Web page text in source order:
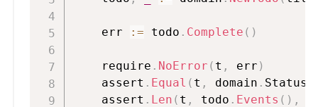
    err
:= todo . Complete ( )
    require
. NoError ( t , err )
    assert
. Equal ( t , domain .
    assert
. Len ( t , todo . Events ( ) ,